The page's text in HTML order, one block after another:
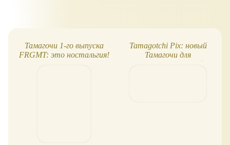
Тамагочи 1-го выпуска
FRGMT: это ностальгия!
Tamagotchi Pix: новый
Тамагочи для
современных детей